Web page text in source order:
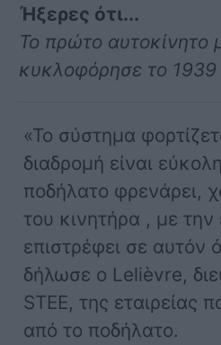
Ήξερες ότι...
Το πρώτο αυτοκίνητο
κυκλοφόρησε το 1939
«Το σύστημα
διαδρομή είναι
ποδήλατο φρενάρει,
του κινητήρα , με την
επιστρέφει σε αυτόν
δήλωσε ο Lelièvre,
STEE, της εταιρείας
από το ποδήλατο.